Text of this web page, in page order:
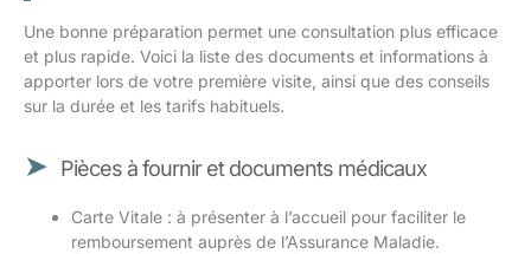
Une bonne préparation permet une consultation plus efficace
et plus rapide. Voici la liste des documents et informations à
apporter lors de votre première visite, ainsi que des conseils
sur la durée et les tarifs habituels.
Pièces à fournir et documents médicaux
Carte Vitale : à présenter à l’accueil pour faciliter le
remboursement auprès de l’Assurance Maladie.